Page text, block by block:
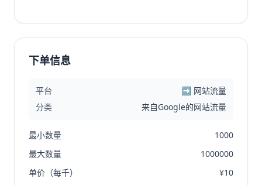
下单信息
平台
➡️ 网站流量
分类
来自Google的网站流量
最小数量
1000
最大数量
1000000
单价（每千）
¥10